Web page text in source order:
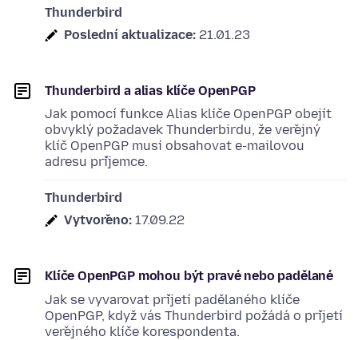
Thunderbird
Poslední aktualizace: 21.01.23
Thunderbird a alias klíče OpenPGP
Jak pomocí funkce Alias klíče OpenPGP obejít
obvyklý požadavek Thunderbirdu, že veřejný
klíč OpenPGP musí obsahovat e-mailovou
adresu příjemce.
Thunderbird
Vytvořeno: 17.09.22
Klíče OpenPGP mohou být pravé nebo padělané
Jak se vyvarovat přijetí padělaného klíče
OpenPGP, když vás Thunderbird požádá o přijetí
veřejného klíče korespondenta.